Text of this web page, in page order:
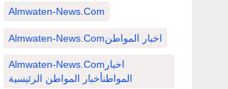
Almwaten-News.com
Almwaten-News.comاخبار المواطن
Almwaten-News.comاخبار
المواطنأخبار المواطن الرئيسية